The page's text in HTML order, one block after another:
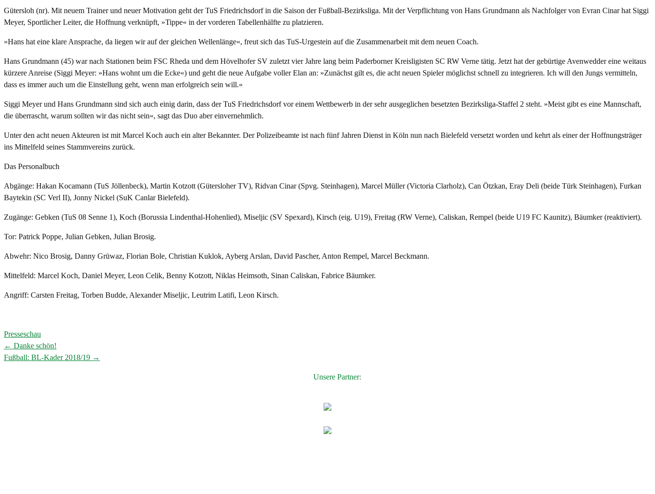
Gütersloh (nr). Mit neuem Trainer und neuer Motivation geht der TuS Friedrichsdorf in die Saison der Fußball-Bezirksliga. Mit der Verpflichtung von Hans Grundmann als Nachfolger von Evran Cinar hat Siggi
Meyer, Sportlicher Leiter, die Hoffnung verknüpft, »Tippe« in der vorderen Tabellenhälfte zu platzieren.
»Hans hat eine klare Ansprache, da liegen wir auf der gleichen Wellenlänge«, freut sich das TuS-Urgestein auf die Zusammenarbeit mit dem neuen Coach.
Hans Grundmann (45) war nach Stationen beim FSC Rheda und dem Hövelhofer SV zuletzt vier Jahre lang beim Paderborner Kreisligisten SC RW Verne tätig. Jetzt hat der gebürtige Avenwedder eine weitaus
kürzere Anreise (Siggi Meyer: »Hans wohnt um die Ecke«) und geht die neue Aufgabe voller Elan an: »Zunächst gilt es, die acht neuen Spieler möglichst schnell zu integrieren. Ich will den Jungs vermitteln,
dass es immer auch um die Einstellung geht, wenn man erfolgreich sein will.«
Siggi Meyer und Hans Grundmann sind sich auch einig darin, dass der TuS Friedrichsdorf vor einem Wettbewerb in der sehr ausgeglichen besetzten Bezirksliga-Staffel 2 steht. »Meist gibt es eine Mannschaft,
die überrascht, warum sollten wir das nicht sein«, sagt das Duo aber einvernehmlich.
Unter den acht neuen Akteuren ist mit Marcel Koch auch ein alter Bekannter. Der Polizeibeamte ist nach fünf Jahren Dienst in Köln nun nach Bielefeld versetzt worden und kehrt als einer der Hoffnungsträger
ins Mittelfeld seines Stammvereins zurück.
Das Personalbuch
Abgänge: Hakan Kocamann (TuS Jöllenbeck), Martin Kotzott (Gütersloher TV), Ridvan Cinar (Spvg. Steinhagen), Marcel Müller (Victoria Clarholz), Can Ötzkan, Eray Deli (beide Türk Steinhagen), Furkan
Baytekin (SC Verl II), Jonny Nickel (SuK Canlar Bielefeld).
Zugänge: Gebken (TuS 08 Senne 1), Koch (Borussia Lindenthal-Hohenlied), Miseljic (SV Spexard), Kirsch (eig. U19), Freitag (RW Verne), Caliskan, Rempel (beide U19 FC Kaunitz), Bäumker (reaktiviert).
Tor: Patrick Poppe, Julian Gebken, Julian Brosig.
Abwehr: Nico Brosig, Danny Grüwaz, Florian Bole, Christian Kuklok, Ayberg Arslan, David Pascher, Anton Rempel, Marcel Beckmann.
Mittelfeld: Marcel Koch, Daniel Meyer, Leon Celik, Benny Kotzott, Niklas Heimsoth, Sinan Caliskan, Fabrice Bäumker.
Angriff: Carsten Freitag, Torben Budde, Alexander Miseljic, Leutrim Latifi, Leon Kirsch.
Presseschau
Post
← Danke schön!
Fußball: BL-Kader 2018/19 →
Unsere Partner: